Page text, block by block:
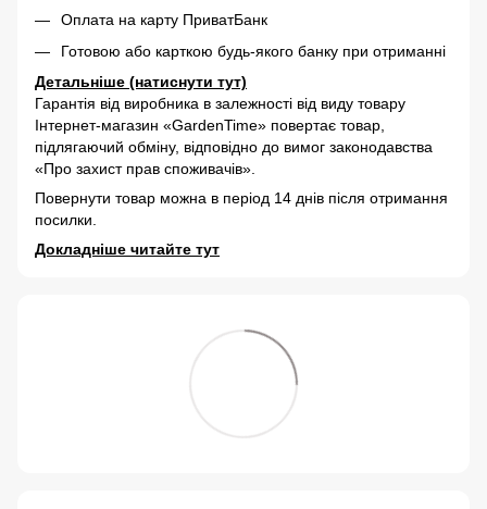
Оплата на карту ПриватБанк
Готовою або карткою будь-якого банку при отриманні
Детальніше (натиснути тут)
Гарантія від виробника в залежності від виду товару
Інтернет-магазин «GardenTime» повертає товар,
підлягаючий обміну, відповідно до вимог законодавства
«Про захист прав споживачів».
Повернути товар можна в період 14 днів після отримання
посилки.
Докладніше читайте тут